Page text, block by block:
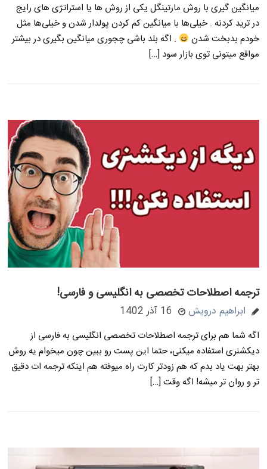
میانگین گیری با روش مارتینگل یکی از روش ها یا استراتژی های رایج
در ترید کردنه . خیلی‌ها با میانگین کم کردن پولدار شدن و خیلی‌ها مثل
خودم بدبخت شدن
. اگه بلد باشی چجوری میانگین بگیری در بیشتر
مواقع میتونی توی بازار سود […]
ترجمه اصطلاحات تخصصی به انگلیسی و فارسی!
ابراهیم درویش 16 آذر 1402
اگه شما هم برای ترجمه اصطلاحات تخصصی انگلیسی به فارسی از
دیکشنری استفاده میکنی، حتما این پست رو ببین چون میخوام یه روش
بهتر بهت یاد بدم که هم زودتر کارت راه میوفته هم اینکه ترجمه ات دقیق
تر و روان تر میشه! اگه وقت […]